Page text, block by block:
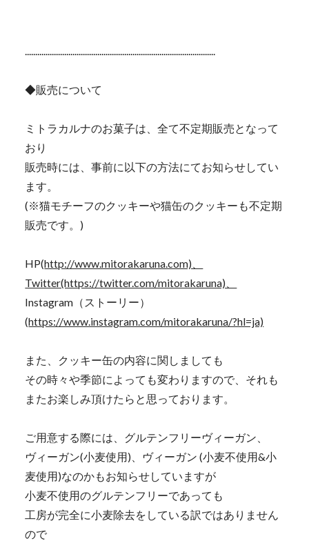
............................................................................................
◆販売について
ミトラカルナのお菓子は、全て不定期販売となって
おり
販売時には、事前に以下の方法にてお知らせしてい
ます。
(※猫モチーフのクッキーや猫缶のクッキーも不定期
販売です。)
HP(http://www.mitorakaruna.com)、
Twitter(https://twitter.com/mitorakaruna)、
Instagram（ストーリー）
(https://www.instagram.com/mitorakaruna/?hl=ja)
また、クッキー缶の内容に関しましても
その時々や季節によっても変わりますので、それも
またお楽しみ頂けたらと思っております。
ご用意する際には、グルテンフリーヴィーガン、
ヴィーガン(小麦使用)、ヴィーガン (小麦不使用&小
麦使用)なのかもお知らせしていますが
小麦不使用のグルテンフリーであっても
工房が完全に小麦除去をしている訳ではありません
ので